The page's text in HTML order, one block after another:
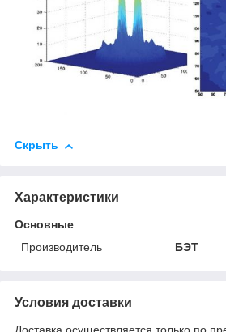
Скрыть
Характеристики
Основные
Производитель
БЭТ
Условия доставки